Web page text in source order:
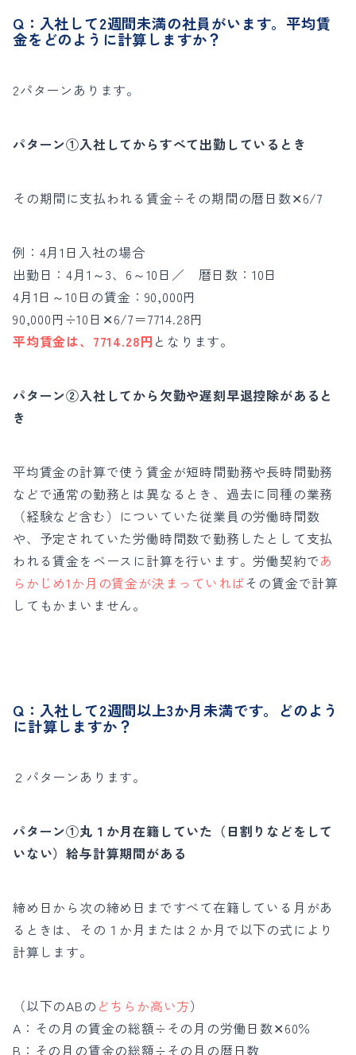
Q：入社して2週間未満の社員がいます。平均賃
金をどのように計算しますか？
2パターンあります。
パターン①入社してからすべて出勤しているとき
その期間に支払われる賃金÷その期間の暦日数✕6/7
例：4月1日入社の場合
出勤日：4月1～3、6～10日／ 暦日数：10日
4月1日～10日の賃金：90,000円
90,000円÷10日✕6/7＝7714.28円
平均賃金は、7714.28円 となります。
パターン②入社してから欠勤や遅刻早退控除があると
き
平均賃金の計算で使う賃金が短時間勤務や長時間勤務
などで通常の勤務とは異なるとき、 過去に同種の業務
（経験など含む）についていた従業員の労働時間数
や、予定されていた労働時間数で勤務したとして支払
われる賃金をベースに計算を行います。 労働契約であ
らかじめ1か月の賃金が決まっていればその賃金で計算
してもかまいません。
Q：入社して2週間以上3か月未満です。どのよう
に計算しますか？
２パターンあります。
パターン①丸１か月在籍していた（日割りなどをして
いない）給与計算期間がある
締め日から次の締め日まですべて在籍している月があ
るときは、 その１か月または２か月で以下の式により
計算します。
（以下のABの どちらか高い方）
A：その月の賃金の総額÷その月の労働日数✕60％
B：その月の賃金の総額÷その月の暦日数